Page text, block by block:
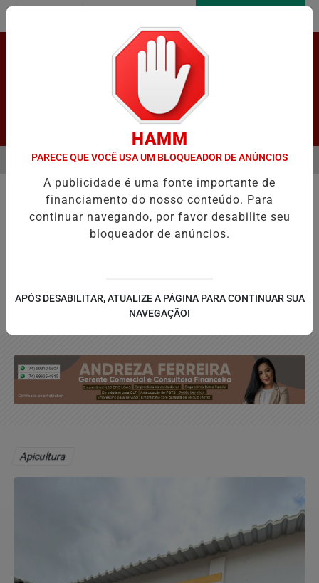
Pesquisar Notícia
E REGISTRA CRESCIMENTO NOS INDICADORES DE APRENDIZAGEM
EM ALTA
MENU
Apicultura
HAMM
PARECE QUE VOCÊ USA UM BLOQUEADOR DE ANÚNCIOS
A publicidade é uma fonte importante de
financiamento do nosso conteúdo. Para
continuar navegando, por favor desabilite seu
bloqueador de anúncios.
APÓS DESABILITAR, ATUALIZE A PÁGINA PARA CONTINUAR SUA
NAVEGAÇÃO!